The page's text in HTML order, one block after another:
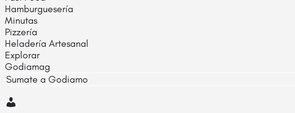
Hamburguesería
Minutas
Pizzería
Heladería Artesanal
Explorar
Godiamag
Sumate a Godiamo